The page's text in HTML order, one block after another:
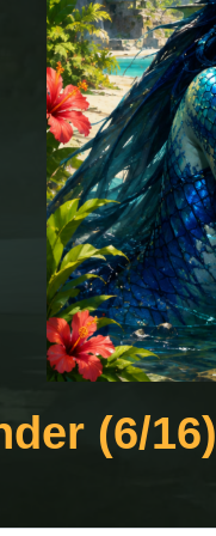
(6/16)